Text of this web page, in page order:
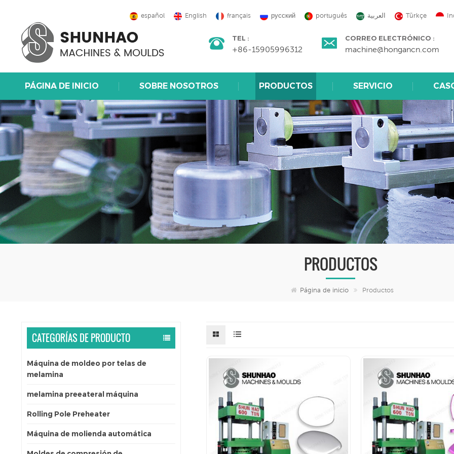
español English français русский português العربية Türkçe
TEL :
+86-15905996312
CORREO ELECTRÓNICO :
machine@hongancn.com
PÁGINA DE INICIO SOBRE NOSOTROS PRODUCTOS SERVICIO
PRODUCTOS
Página de inicio Productos
CATEGORÍAS DE PRODUCTO
Máquina de moldeo por telas de
melamina
melamina preeateral máquina
Rolling Pole Preheater
Máquina de molienda automática